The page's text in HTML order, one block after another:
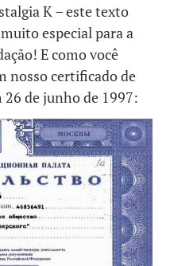
K – este texto
especial para a
E como você
nosso certificado de
de junho de 1997: